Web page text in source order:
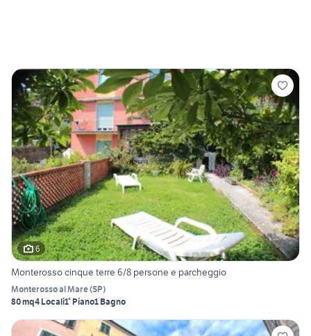
6
Monterosso cinque terre 6/8 persone e parcheggio
Monterosso al Mare(SP)
80 mq4 Locali1° Piano1 Bagno